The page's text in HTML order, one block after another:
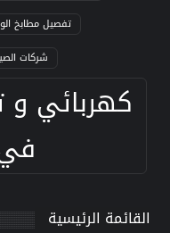
تفصيل مطابخ
شركات
كهربائي و
القائمة الرئيسية